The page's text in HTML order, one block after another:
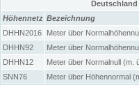
Höhennetz Bezeichnung
DHHN2016
Meter über
DHHN92
Meter über
DHHN12
Meter über Normalnull (m.
SNN76
Meter über Höhennormal